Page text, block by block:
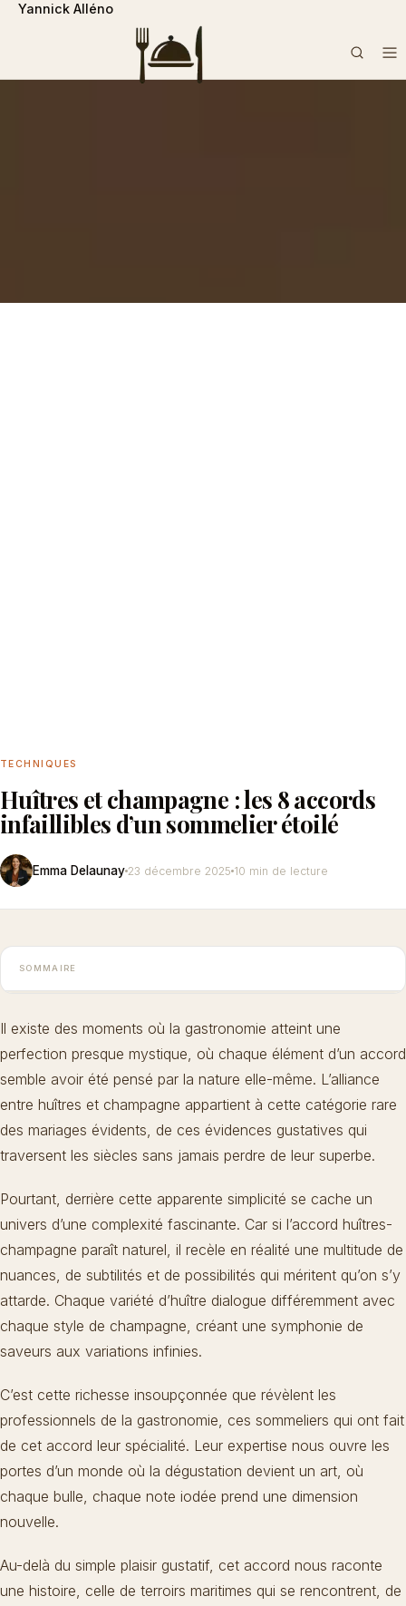
```php
Yannick Alléno
TECHNIQUES
Huîtres et champagne : les 8 accords
infaillibles d’un sommelier étoilé
Emma Delaunay 23 décembre 2025 10 min de lecture
SOMMAIRE
Il existe des moments où la gastronomie atteint une
perfection presque mystique, où chaque élément d’un accord
semble avoir été pensé par la nature elle-même. L’alliance
entre huîtres et champagne appartient à cette catégorie rare
des mariages évidents, de ces évidences gustatives qui
traversent les siècles sans jamais perdre de leur superbe.
Pourtant, derrière cette apparente simplicité se cache un
univers d’une complexité fascinante. Car si l’accord huîtres-
champagne paraît naturel, il recèle en réalité une multitude de
nuances, de subtilités et de possibilités qui méritent qu’on s’y
attarde. Chaque variété d’huître dialogue différemment avec
chaque style de champagne, créant une symphonie de
saveurs aux variations infinies.
C’est cette richesse insoupçonnée que révèlent les
professionnels de la gastronomie, ces sommeliers qui ont fait
de cet accord leur spécialité. Leur expertise nous ouvre les
portes d’un monde où la dégustation devient un art, où
chaque bulle, chaque note iodée prend une dimension
nouvelle.
Au-delà du simple plaisir gustatif, cet accord nous raconte
une histoire, celle de terroirs maritimes qui se rencontrent, de